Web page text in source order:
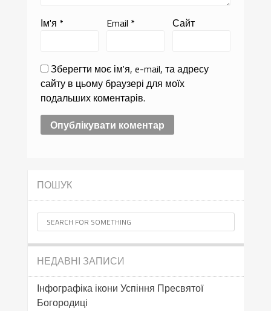
Ім'я * Email * Сайт
Зберегти моє ім'я, e-mail, та адресу
сайту в цьому браузері для моїх
подальших коментарів.
ПОШУК
НЕДАВНІ ЗАПИСИ
Інфографіка ікони Успіння Пресвятої
Богородиці